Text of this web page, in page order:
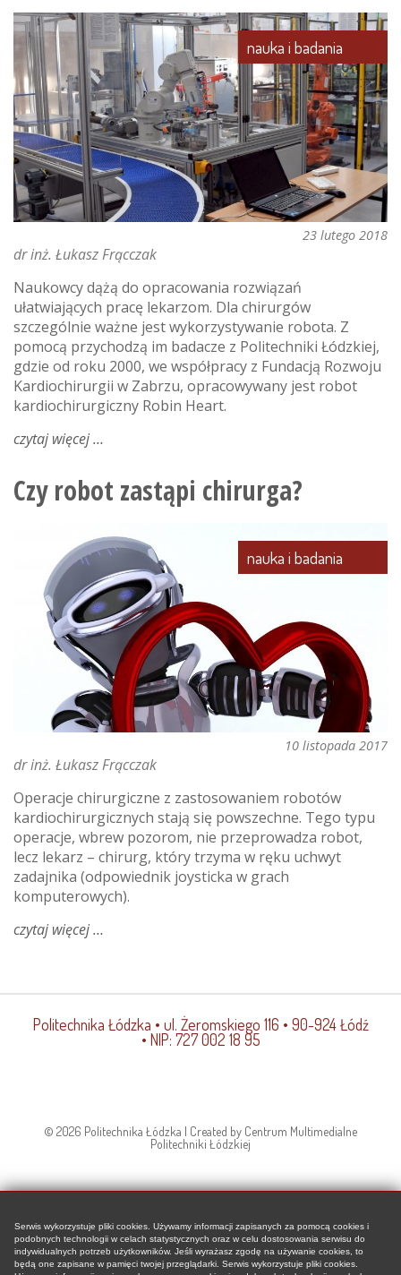
nauka i badania
23 lutego 2018
dr inż. Łukasz Frącczak
Naukowcy dążą do opracowania rozwiązań
ułatwiających pracę lekarzom. Dla chirurgów
szczególnie ważne jest wykorzystywanie robota. Z
pomocą przychodzą im badacze z Politechniki Łódzkiej,
gdzie od roku 2000, we współpracy z Fundacją Rozwoju
Kardiochirurgii w Zabrzu, opracowywany jest robot
kardiochirurgiczny Robin Heart.
czytaj więcejo
medyczne
rodem
politechniki
łódzkiej
Czy robot zastąpi chirurga?
nauka i badania
10 listopada 2017
dr inż. Łukasz Frącczak
Operacje chirurgiczne z zastosowaniem robotów
kardiochirurgicznych stają się powszechne. Tego typu
operacje, wbrew pozorom, nie przeprowadza robot,
lecz lekarz – chirurg, który trzyma w ręku uchwyt
zadajnika (odpowiednik joysticka w grach
komputerowych).
czytaj więcejo
zastąpi
Politechnika Łódzka • ul. Żeromskiego 116 • 90-924 Łódź
• NIP: 727 002 18 95
© 2026 Politechnika Łódzka | Created by Centrum Multimedialne
Politechniki Łódzkiej
Serwis wykorzystuje pliki cookies. Używamy informacji zapisanych za pomocą cookies i
podobnych technologii w celach statystycznych oraz w celu dostosowania serwisu do
indywidualnych potrzeb użytkowników. Jeśli wyrażasz zgodę na używanie cookies, to
będą one zapisane w pamięci twojej przeglądarki. Serwis wykorzystuje pliki cookies.